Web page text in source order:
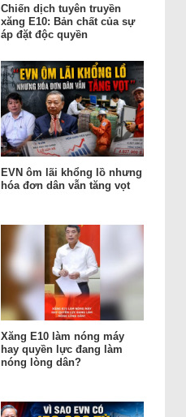
Chiến dịch tuyên truyền
xăng E10: Bản chất của sự
áp đặt độc quyền
EVN ôm lãi khổng lồ nhưng
hóa đơn dân vẫn tăng vọt
Xăng E10 làm nóng máy
hay quyền lực đang làm
nóng lòng dân?